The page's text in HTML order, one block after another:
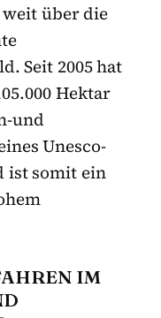
über die
Seit 2005 hat
Hektar
und
Unesco-
ist somit ein
IM